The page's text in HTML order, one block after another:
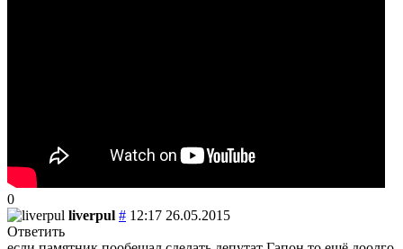
0
liverpul # 12:17 26.05.2015
Ответить